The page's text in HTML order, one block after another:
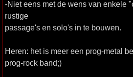
-Niet eens met de wens van enkele
rustige
passage's en solo's in te bouwen.
Heren: het is meer een prog-metal
prog-rock band;)